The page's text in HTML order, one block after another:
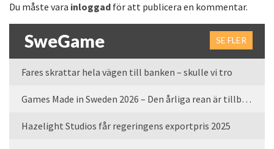
Du måste vara inloggad för att publicera en kommentar.
SweGame SE FLER
Fares skrattar hela vägen till banken – skulle vi tro
Games Made in Sweden 2026 – Den årliga rean är tillbaka
Hazelight Studios får regeringens exportpris 2025